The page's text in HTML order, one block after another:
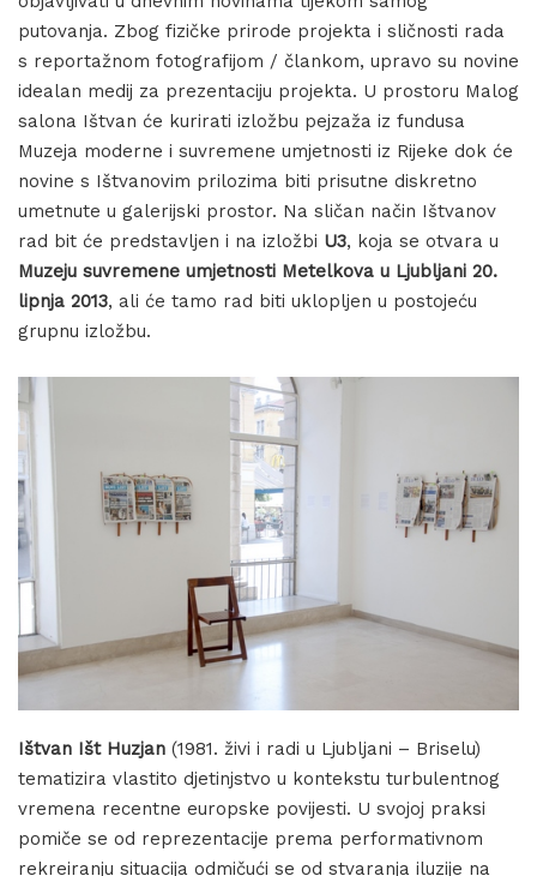
putovanja. Zbog fizičke prirode projekta i sličnosti rada
s reportažnom fotografijom / člankom, upravo su novine
idealan medij za prezentaciju projekta. U prostoru Malog
salona Ištvan će kurirati izložbu pejzaža iz fundusa
Muzeja moderne i suvremene umjetnosti iz Rijeke dok će
novine s Ištvanovim prilozima biti prisutne diskretno
umetnute u galerijski prostor. Na sličan način Ištvanov
rad bit će predstavljen i na izložbi U3, koja se otvara u
Muzeju suvremene umjetnosti Metelkova u Ljubljani 20.
lipnja 2013, ali će tamo rad biti uklopljen u postojeću
grupnu izložbu.
Ištvan Išt Huzjan (1981. živi i radi u Ljubljani – Briselu)
tematizira vlastito djetinjstvo u kontekstu turbulentnog
vremena recentne europske povijesti. U svojoj praksi
pomiče se od reprezentacije prema performativnom
rekreiranju situacija odmičući se od stvaranja iluzije na